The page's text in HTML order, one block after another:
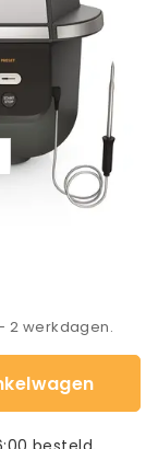
2 werkdagen.